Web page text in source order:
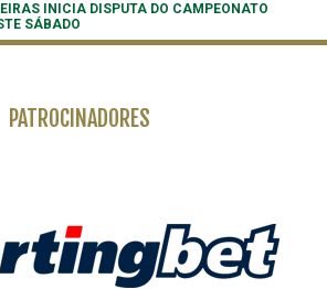
INICIA DISPUTA DO CAMPEONATO
SÁBADO
PATROCINADORES